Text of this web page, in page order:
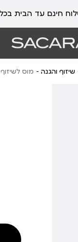
שיזוף והגנה מוס